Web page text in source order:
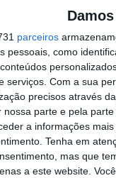
parceiros
pessoais, como
serviços. Com a sua
precisos através
nossa parte e pela
a informações
Tenha em
mas que
a este website.
Elon Musk
na